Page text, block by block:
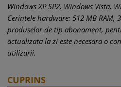
Windows XP SP2, Windows Vista,
Cerintele hardware: 512 MB RAM,
produselor de tip abonament,
actualizata la zi este necesara o
utilizarii.
CUPRINS